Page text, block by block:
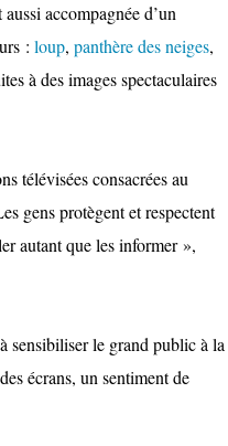
accompagnée d’un
: loup, panthère des neiges,
à des images spectaculaires
télévisées consacrées au
gens protègent et respectent
autant que les informer »,
sensibiliser le grand public à la
écrans, un sentiment de